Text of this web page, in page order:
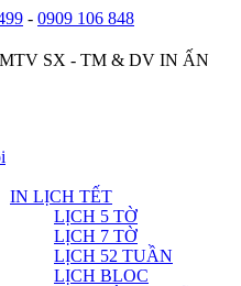
- 0909 106 848
SX - TM & DV IN ẤN
IN LỊCH TẾT
LỊCH 5 TỜ
LỊCH 7 TỜ
LỊCH 52 TUẦN
LỊCH BLOC